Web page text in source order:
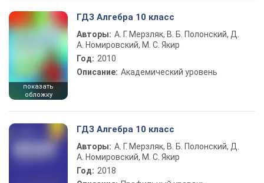
показать
обложку
ГДЗ Алгебра 10 класс
Авторы: А. Г. Мерзляк, В. Б. Полонский, Д.
А. Номировский, М. С. Якир
Год: 2010
Описание: Академический уровень
ГДЗ Алгебра 10 класс
Авторы: А. Г. Мерзляк, В. Б. Полонский, Д.
А. Номировский, М. С. Якир
Год: 2018